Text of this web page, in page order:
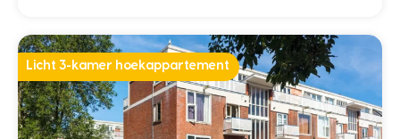
Licht 3-kamer hoekappartement